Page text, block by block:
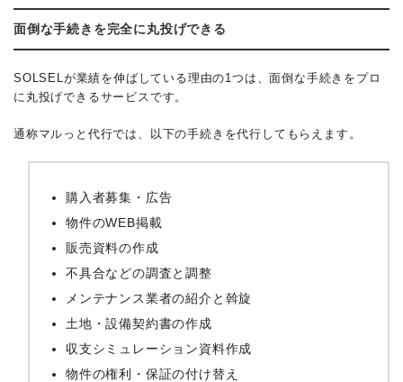
面倒な手続きを完全に丸投げできる
SOLSELが業績を伸ばしている理由の1つは、面倒な手続きをプロ
に丸投げできるサービスです。
通称マルっと代行では、以下の手続きを代行してもらえます。
購入者募集・広告
物件のWEB掲載
販売資料の作成
不具合などの調査と調整
メンテナンス業者の紹介と斡旋
土地・設備契約書の作成
収支シミュレーション資料作成
物件の権利・保証の付け替え